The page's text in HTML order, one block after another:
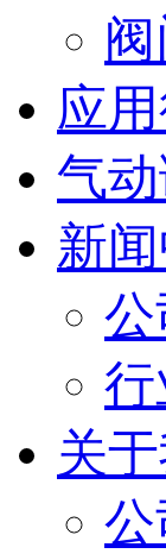
应
气
新
公
行
关
公